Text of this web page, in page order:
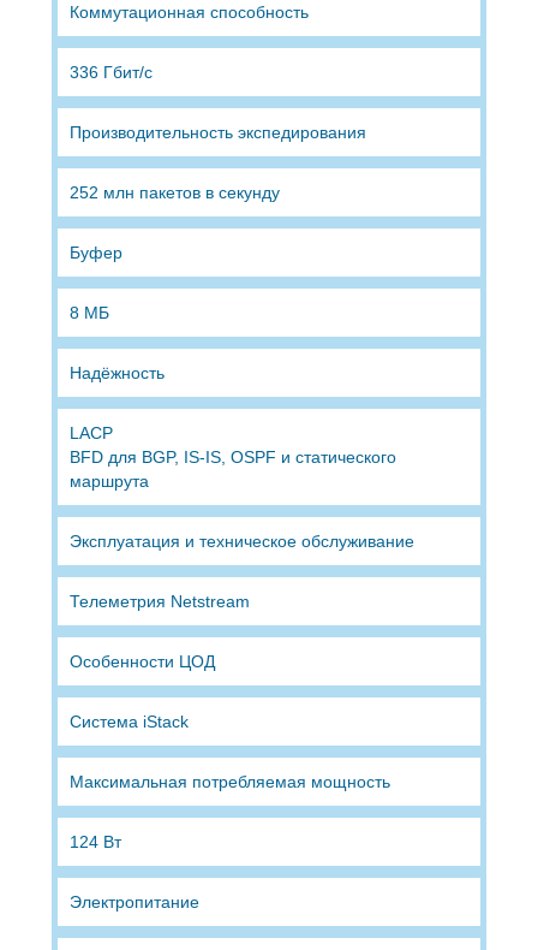
Коммутационная способность
336 Гбит/с
Производительность экспедирования
252 млн пакетов в секунду
Буфер
8 МБ
Надёжность
LACP
BFD для BGP, IS-IS, OSPF и статического
маршрута
Эксплуатация и техническое обслуживание
Телеметрия Netstream
Особенности ЦОД
Система iStack
Максимальная потребляемая мощность
124 Вт
Электропитание